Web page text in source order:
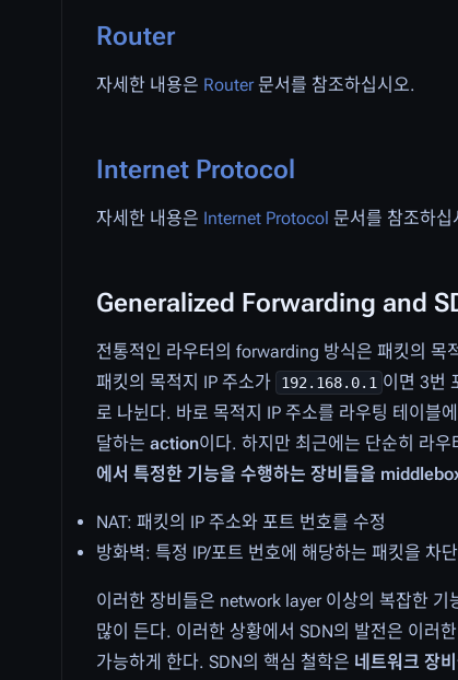
Router
자세한 내용은 Router문서를 참조하십시오.
Internet Protocol
자세한 내용은 Internet Protocol 문서를 참조하십
Generalized Forwarding and
전통적인 라우터의 forwarding 방식은 패킷의 목
패킷의 목적지 IP 주소가
192.168.0.1 이면 3번
로 나뉜다. 바로 목적지 IP 주소를 라우팅 테이블
달하는 action이다. 하지만 최근에는 단순히 라
에서 특정한 기능을 수행하는 장비들을
NAT: 패킷의 IP 주소와 포트 번호를 수정
방화벽: 특정 IP/포트 번호에 해당하는 패킷을 차단
이러한 장비들은 network layer 이상의 복잡한 기
많이 든다. 이러한 상황에서 SDN의 발전은 이러
가능하게 한다. SDN의 핵심 철학은 네트워크 장